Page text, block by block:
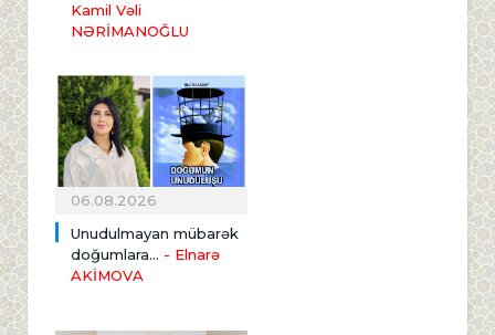
Kamil Vəli
NƏRİMANOĞLU
06.08.2026
Unudulmayan mübarək
doğumlara... - Elnarə
AKİMOVA